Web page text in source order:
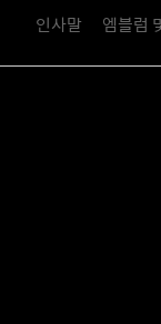
인사말 엠블럼